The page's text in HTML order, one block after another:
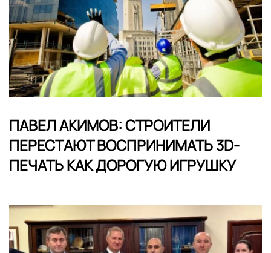
ПАВЕЛ АКИМОВ: СТРОИТЕЛИ
ПЕРЕСТАЮТ ВОСПРИНИМАТЬ 3D-
ПЕЧАТЬ КАК ДОРОГУЮ ИГРУШКУ